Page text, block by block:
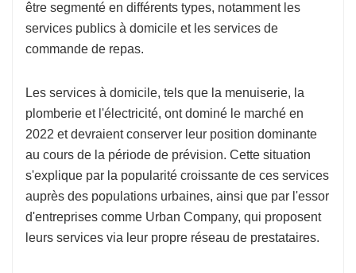
être segmenté en différents types, notamment les
services publics à domicile et les services de
commande de repas.
Les services à domicile, tels que la menuiserie, la
plomberie et l'électricité, ont dominé le marché en
2022 et devraient conserver leur position dominante
au cours de la période de prévision. Cette situation
s'explique par la popularité croissante de ces services
auprès des populations urbaines, ainsi que par l'essor
d'entreprises comme Urban Company, qui proposent
leurs services via leur propre réseau de prestataires.